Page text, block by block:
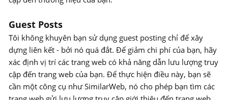
Guest Posts
Tôi không khuyên bạn sử dụng guest posting chỉ để xây
dựng liên kết - bởi nó quá đắt. Để giảm chi phí của bạn, hãy
xác định vị trí các trang web có khả năng dẫn lưu lượng truy
cập đến trang web của bạn. Để thực hiện điều này, bạn sẽ
cần một công cụ như SimilarWeb, nó cho phép bạn tìm các